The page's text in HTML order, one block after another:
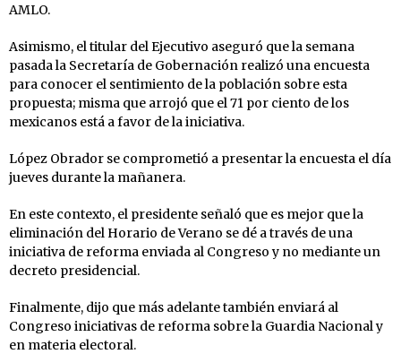
AMLO.
Asimismo, el titular del Ejecutivo aseguró que la semana
pasada la Secretaría de Gobernación realizó una encuesta
para conocer el sentimiento de la población sobre esta
propuesta; misma que arrojó que el 71 por ciento de los
mexicanos está a favor de la iniciativa.
López Obrador se comprometió a presentar la encuesta el día
jueves durante la mañanera.
En este contexto, el presidente señaló que es mejor que la
eliminación del Horario de Verano se dé a través de una
iniciativa de reforma enviada al Congreso y no mediante un
decreto presidencial.
Finalmente, dijo que más adelante también enviará al
Congreso iniciativas de reforma sobre la Guardia Nacional y
en materia electoral.